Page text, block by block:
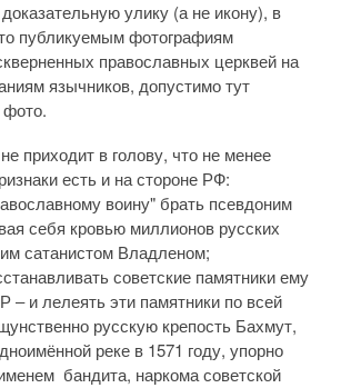
улику (а не икону), в
публикуемым фотографиям
православных церквей на
язычников, допустимо тут
фото.
приходит в голову, что не менее
есть и на стороне РФ:
воину" брать псевдоним
себя кровью миллионов русских
сатанистом Владленом;
советские памятники ему
и лелеять эти памятники по всей
русскую крепость Бахмут,
реке в 1571 году, упорно
бандита, наркома советской